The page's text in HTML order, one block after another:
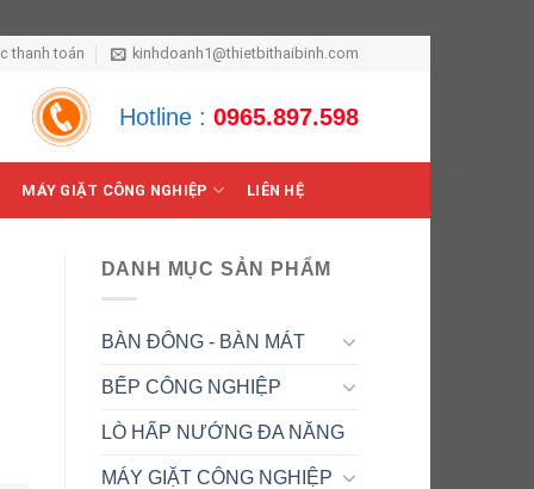
thanh toán kinhdoanh1@thietbithaibinh.com
Hotline : 0965.897.598
MÁY GIẶT CÔNG NGHIỆP LIÊN HỆ
DANH MỤC SẢN PHẨM
BÀN ĐÔNG - BÀN MÁT
BẾP CÔNG NGHIỆP
LÒ HẤP NƯỚNG ĐA NĂNG
MÁY GIẶT CÔNG NGHIỆP